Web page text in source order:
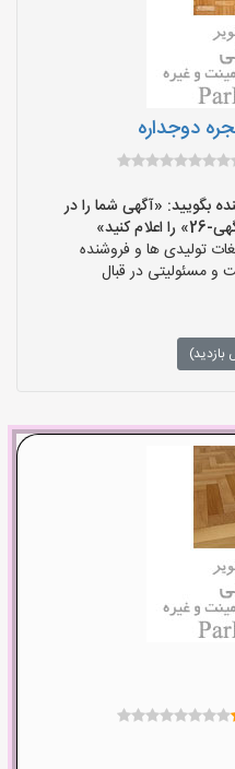
دوجداره
بگویید: «آگهی شما را در
تولیدی ها و فروشنده
و مسئولیتی در قبال